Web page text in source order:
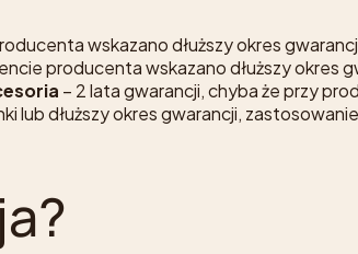
wskazano dłuższy okres
producenta wskazano dłuższy okres
– 2 lata gwarancji, chyba że przy
dłuższy okres gwarancji,